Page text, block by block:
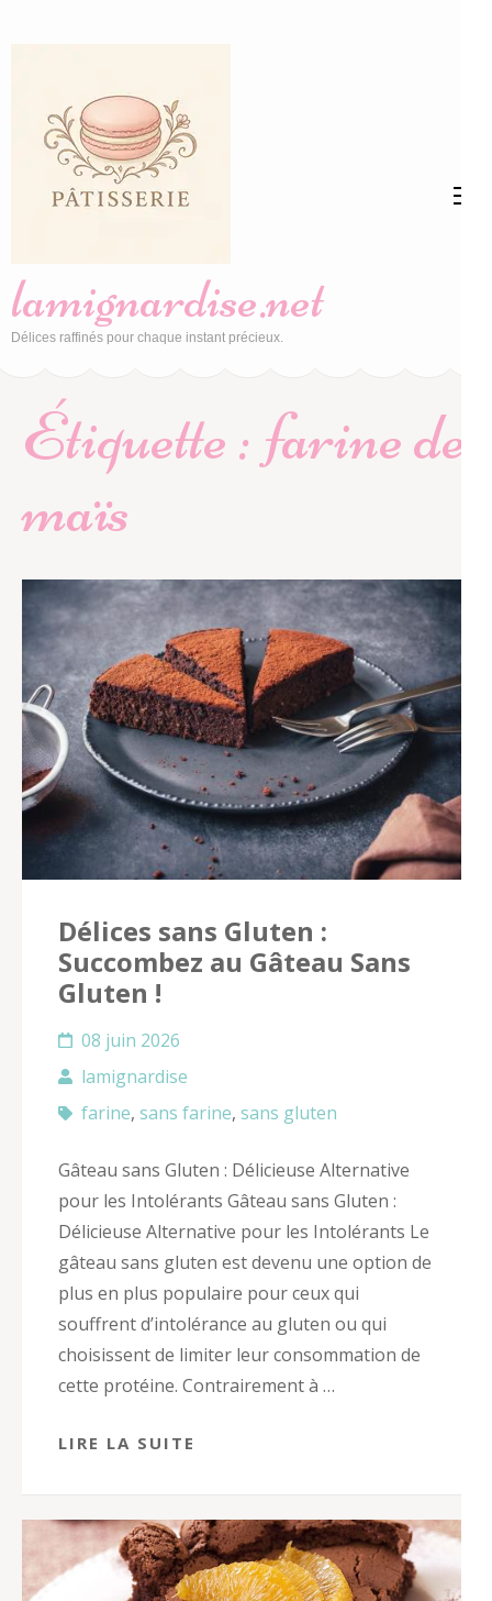
(Pressez
Entrée)
lamignardise.net
Délices raffinés pour chaque instant précieux.
Étiquette : farine de
maïs
Délices sans Gluten :
Succombez au Gâteau Sans
Gluten !
08 juin 2026
lamignardise
farine, sans farine, sans gluten
Gâteau sans Gluten : Délicieuse Alternative
pour les Intolérants Gâteau sans Gluten :
Délicieuse Alternative pour les Intolérants Le
gâteau sans gluten est devenu une option de
plus en plus populaire pour ceux qui
souffrent d’intolérance au gluten ou qui
choisissent de limiter leur consommation de
cette protéine. Contrairement à …
LIRE LA SUITE